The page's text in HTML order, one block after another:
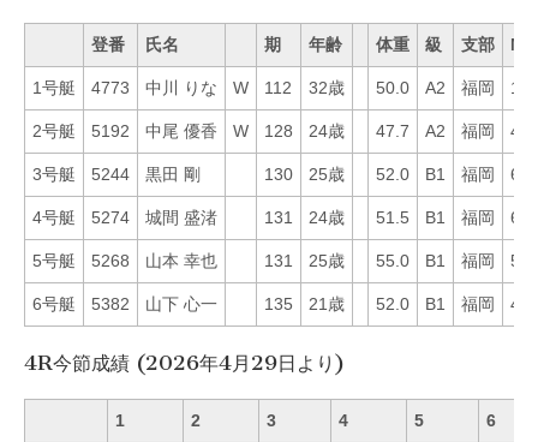
登番 氏名 期 年齢 体重 級 支部 Mo
1号艇 4773 中川 りな W 112 32歳 50.0 A2 福岡 12
2号艇 5192 中尾 優香 W 128 24歳 47.7 A2 福岡 40
3号艇 5244 黒田 剛 130 25歳 52.0 B1 福岡 67
4号艇 5274 城間 盛渚 131 24歳 51.5 B1 福岡 62
5号艇 5268 山本 幸也 131 25歳 55.0 B1 福岡 55
6号艇 5382 山下 心一 135 21歳 52.0 B1 福岡 49
4R今節成績 (2026年4月29日より)
1 2 3 4 5 6